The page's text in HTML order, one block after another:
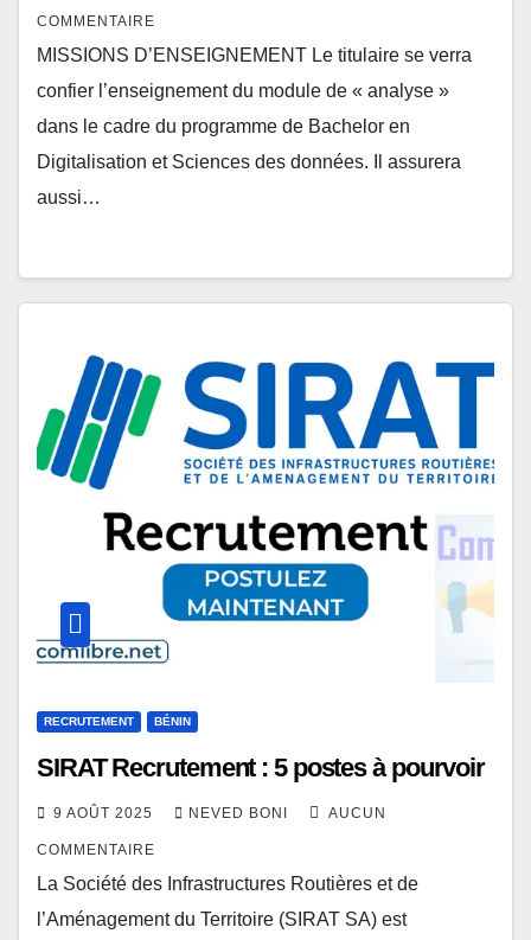
COMMENTAIRE
MISSIONS D’ENSEIGNEMENT Le titulaire se verra
confier l’enseignement du module de « analyse »
dans le cadre du programme de Bachelor en
Digitalisation et Sciences des données. Il assurera
aussi…
RECRUTEMENT BÉNIN
SIRAT Recrutement : 5 postes à pourvoir
9 AOÛT 2025 NEVED BONI AUCUN
COMMENTAIRE
La Société des Infrastructures Routières et de
l’Aménagement du Territoire (SIRAT SA) est